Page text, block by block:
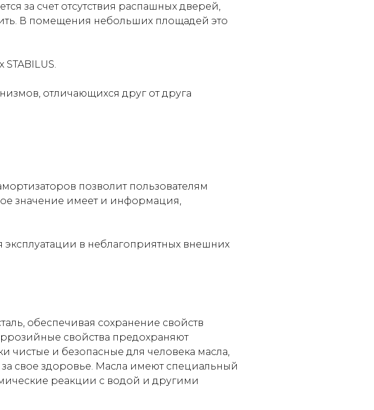
за счет отсутствия распашных дверей,
В помещения небольших площадей это
отличающихся друг от друга
позволит пользователям
значение имеет и информация,
в неблагоприятных внешних
обеспечивая сохранение свойств
свойства предохраняют
чистые и безопасные для человека масла,
свое здоровье. Масла имеют специальный
реакции с водой и другими